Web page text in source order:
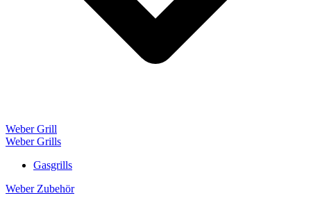
Weber Grill
Weber Grills
Gasgrills
Weber Zubehör